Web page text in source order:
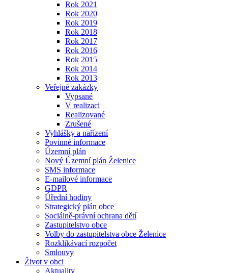
Rok 2021
Rok 2020
Rok 2019
Rok 2018
Rok 2017
Rok 2016
Rok 2015
Rok 2014
Rok 2013
Veřejné zakázky
Vypsané
V realizaci
Realizované
Zrušené
Vyhlášky a nařízení
Povinné informace
Územní plán
Nový Územní plán Želenice
SMS informace
E-mailové informace
GDPR
Úřední hodiny
Strategický plán obce
Sociálně-právní ochrana dětí
Zastupitelstvo obce
Volby do zastupitelstva obce Želenice
Rozklikávací rozpočet
Smlouvy
Život v obci
Aktuality